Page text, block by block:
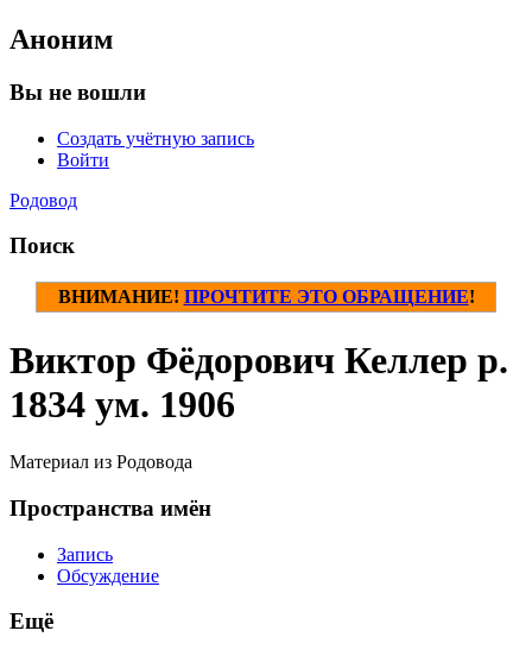
Аноним
Вы не вошли
Создать учётную запись
Войти
Родовод
Поиск
ВНИМАНИЕ! ПРОЧТИТЕ ЭТО ОБРАЩЕНИЕ!
Виктор Фёдорович Келлер р.
1834 ум. 1906
Материал из Родовода
Пространства имён
Запись
Обсуждение
Ещё